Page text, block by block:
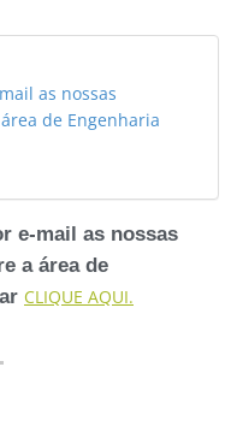
as nossas
de Engenharia
e-mail as nossas
a área de
CLIQUE AQUI.